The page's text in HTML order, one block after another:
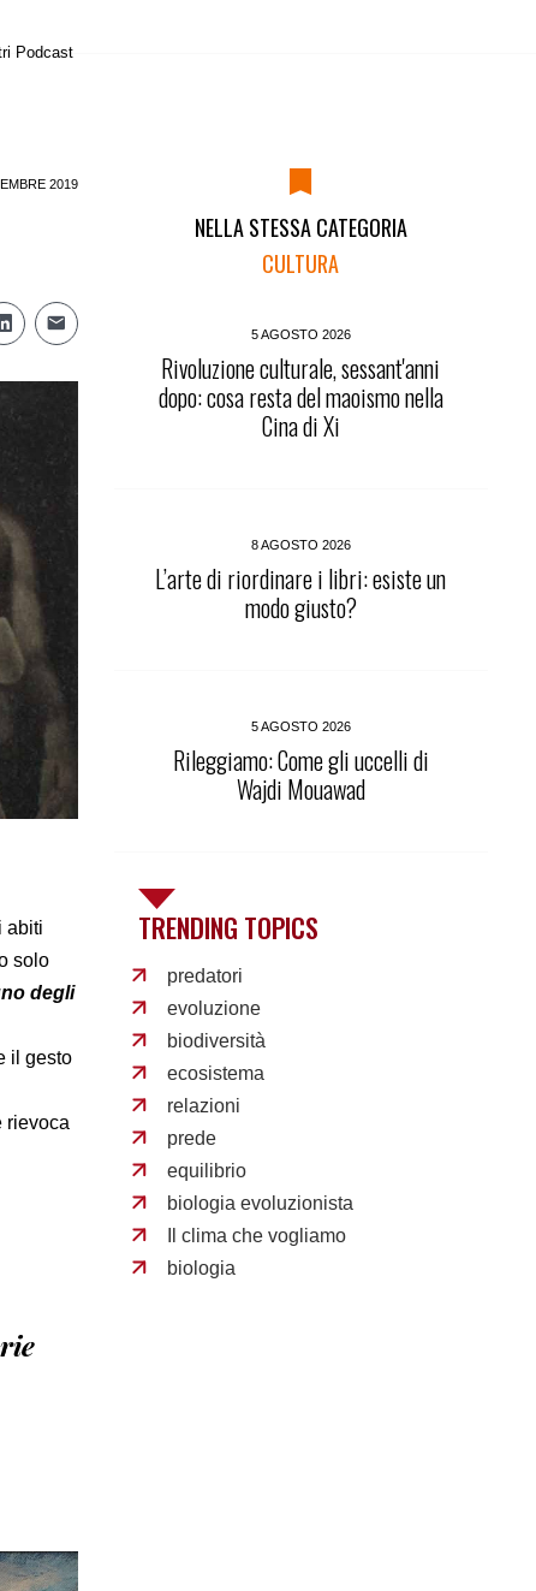
Podcast
2019
abiti
solo
degli
il gesto
rievoca
NELLA STESSA CATEGORIA
CULTURA
5 AGOSTO 2026
Rivoluzione culturale, sessant'anni
dopo: cosa resta del maoismo nella
Cina di Xi
8 AGOSTO 2026
L’arte di riordinare i libri: esiste un
modo giusto?
5 AGOSTO 2026
Rileggiamo: Come gli uccelli di
Wajdi Mouawad
TRENDING TOPICS
predatori
evoluzione
biodiversità
ecosistema
relazioni
prede
equilibrio
biologia evoluzionista
Il clima che vogliamo
biologia